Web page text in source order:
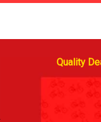
Quality